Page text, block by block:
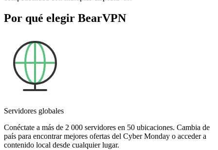
Por qué elegir BearVPN
Servidores globales
Conéctate a más de 2 000 servidores en 50 ubicaciones. Cambia de
país para encontrar mejores ofertas del Cyber Monday o acceder a
contenido local desde cualquier lugar.